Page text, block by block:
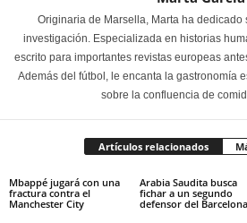
Originaria de Marsella, Marta ha dedicado
investigación. Especializada en historias
escrito para importantes revistas europeas
Además del fútbol, le encanta la gastronomía
sobre la confluencia de
Artículos relacionados
Mbappé jugará con una
fractura contra el
Manchester City
Arabia Saudita busca
fichar a un segundo
defensor del Barcelona